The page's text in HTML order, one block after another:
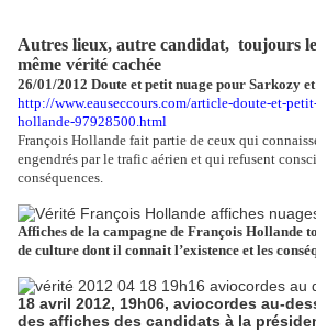
Autres lieux, autre candidat, toujours
même vérité cachée
26/01/2012 Doute et petit nuage pour Sarkozy
http://www.eauseccours.com/article-doute-et-
hollande-97928500.html
François Hollande fait partie de ceux qui
engendrés par le trafic aérien et qui refusent
conséquences.
Affiches de la campagne de François Hollande
de culture dont il connait l’existence et les
18 avril 2012, 19h06, aviocordes au-
des affiches des candidats à la